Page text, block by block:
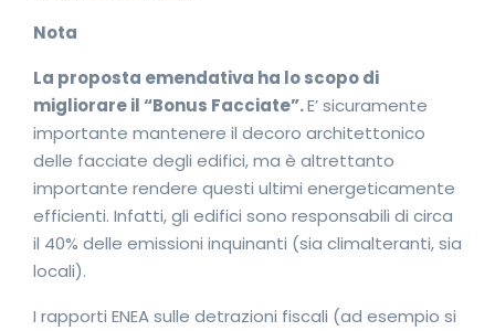
Nota
La proposta emendativa ha lo scopo di
migliorare il “Bonus Facciate”.E’ sicuramente
importante mantenere il decoro architettonico
delle facciate degli edifici, ma è altrettanto
importante rendere questi ultimi energeticamente
efficienti. Infatti, gli edifici sono responsabili di circa
il 40% delle emissioni inquinanti (sia climalteranti, sia
locali).
I rapporti ENEA sulle detrazioni fiscali (ad esempio si